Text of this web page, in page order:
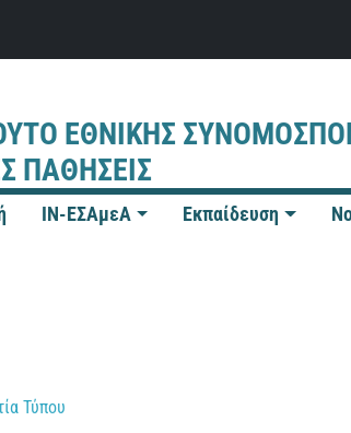
ΕΘΝΙΚΗΣ
ΠΑΘΗΣΕΙΣ
IN-ΕΣΑμεΑ Εκπαίδευση
Τύπου